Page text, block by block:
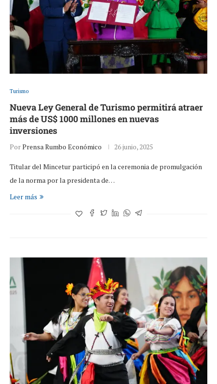
Turismo
Nueva Ley General de Turismo permitirá atraer
más de US$ 1000 millones en nuevas
inversiones
PorPrensa Rumbo Económico 26 junio, 2025
Titular del Mincetur participó en la ceremonia de promulgación
de la norma por la presidenta de…
Leer más